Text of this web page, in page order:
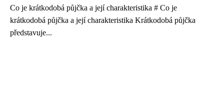
Co je krátkodobá půjčka a její charakteristika # Co je
krátkodobá půjčka a její charakteristika Krátkodobá půjčka
představuje...